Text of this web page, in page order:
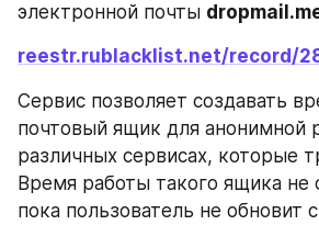
электронной почты
reestr.rublacklist.net/record/
Сервис позволяет создавать
почтовый ящик для анонимной
различных сервисах, которые
Время работы такого ящика не
пока пользователь не обновит